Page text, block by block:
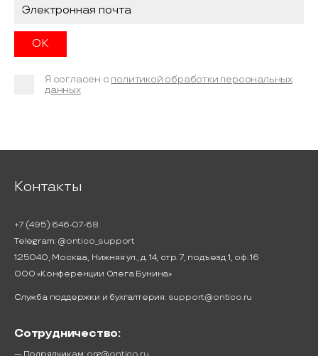
Я согласен с политикой обработки персональных
данных
Контакты
+7 (495) 646-07-68
Telegram: @ontico_support
125040, Москва, Нижняя ул., д. 14, стр. 7, подъезд 1, оф. 16
ООО «Конференции Олега Бунина»
Служба поддержки и бухгалтерия: support@ontico.ru
Сотрудничество: